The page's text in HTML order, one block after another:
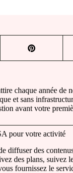
chaque année de
et sans
avant votre
pour votre activité
diffuser des
des plans, suivez
fournissez le